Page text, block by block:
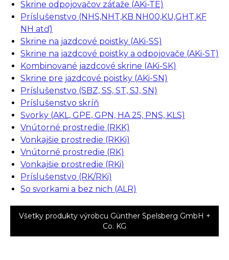
Skrine odpojovačov záťaže (AKi-TE)
Príslušenstvo (NHS,NHT,KB NH00,KU,GHT,KF
NH atď)
Skrine na jazdcové poistky (AKi-SS)
Skrine na jazdcové poistky a odpojovače (AKi-ST)
Kombinované jazdcové skrine (AKi-SK)
Skrine pre jazdcové poistky (AKi-SN)
Príslušenstvo (SBZ, SS, ST, SJ, SN)
Príslušenstvo skríň
Svorky (AKL, GPE, GPN, HA 25, PNS, KLS)
Vnútorné prostredie (RKK)
Vonkajšie prostredie (RKKi)
Vnútorné prostredie (RK)
Vonkajšie prostredie (RKi)
Príslušenstvo (RK/RKi)
So svorkami a bez nich (ALR)
Všetky produkty výrobcu Günther Spelsberg GmbH +
Co. KG